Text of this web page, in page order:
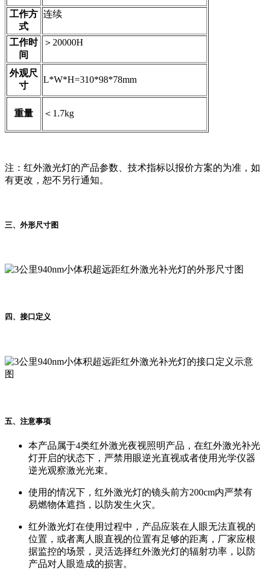
工作方
式
连续
工作时
间
＞20000H
外观尺
寸
L*W*H=310*98*78mm
重量 ＜1.7kg
注：红外激光灯的产品参数、技术指标以报价方案的为准，如
有更改，恕不另行通知。
三、外形尺寸图
四、接口定义
五、注意事项
本产品属于4类红外激光夜视照明产品，在红外激光补光
灯开启的状态下，严禁用眼逆光直视或者使用光学仪器
逆光观察激光光束。
使用的情况下，红外激光灯的镜头前方200cm内严禁有
易燃物体遮挡，以防发生火灾。
红外激光灯在使用过程中，产品应装在人眼无法直视的
位置，或者离人眼直视的位置有足够的距离，厂家应根
据监控的场景，灵活选择红外激光灯的辐射功率，以防
产品对人眼造成的损害。